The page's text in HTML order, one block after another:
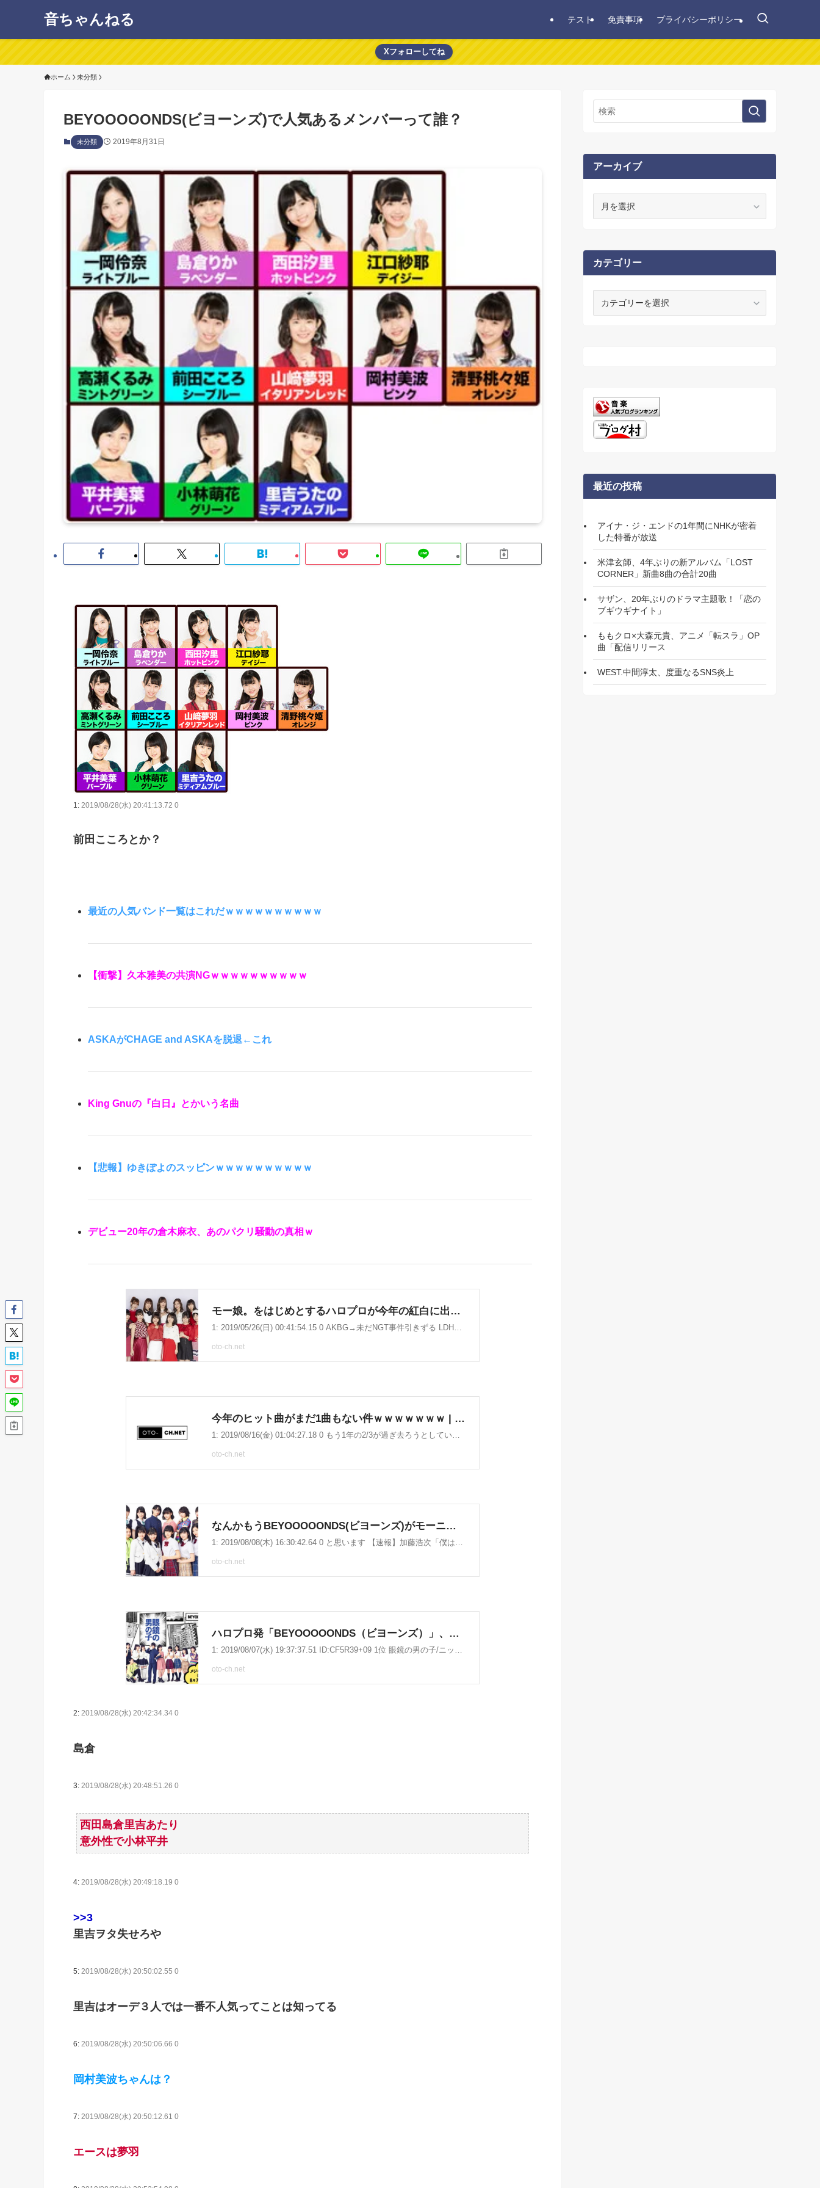
音ちゃんねる テスト 免責事項 プライバシーポリシー
Xフォローしてね
ホーム 未分類
BEYOOOOONDS(ビヨーンズ)で人気あるメンバーって誰？
未分類 2019年8月31日
1: 2019/08/28(水) 20:41:13.72 0
前田こころとか？
最近の人気バンド一覧はこれだｗｗｗｗｗｗｗｗｗｗ
【衝撃】久本雅美の共演NGｗｗｗｗｗｗｗｗｗｗ
ASKAがCHAGE and ASKAを脱退←これ
King Gnuの『白日』とかいう名曲
【悲報】ゆきぽよのスッピンｗｗｗｗｗｗｗｗｗｗ
デビュー20年の倉木麻衣、あのパクリ騒動の真相ｗ
2: 2019/08/28(水) 20:42:34.34 0
島倉
3: 2019/08/28(水) 20:48:51.26 0
西田島倉里吉あたり
意外性で小林平井
4: 2019/08/28(水) 20:49:18.19 0
>>3
里吉ヲタ失せろや
5: 2019/08/28(水) 20:50:02.55 0
里吉はオーデ３人では一番不人気ってことは知ってる
6: 2019/08/28(水) 20:50:06.66 0
岡村美波ちゃんは？
7: 2019/08/28(水) 20:50:12.61 0
エースは夢羽
アーカイブ
ブ
カテゴリー
最近の投稿
アイナ・ジ・エンドの1年間にNHKが密着
した特番が放送
米津玄師、4年ぶりの新アルバム「LOST
CORNER」新曲8曲の合計20曲
サザン、20年ぶりのドラマ主題歌！「恋の
ブギウギナイト」
ももクロ×大森元貴、アニメ「転スラ」OP
曲「配信リリース
WEST.中間淳太、度重なるSNS炎上